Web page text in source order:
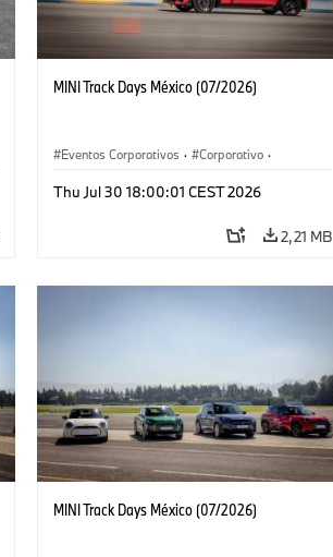
MINI Track Days México (07/2026)
Eventos Corporativos · Corporativo ·
Thu Jul 30 18:00:01 CEST 2026
2,21 MB
MINI Track Days México (07/2026)